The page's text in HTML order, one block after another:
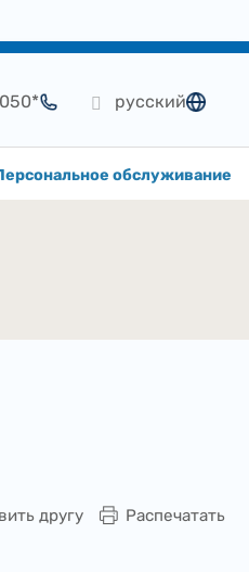
язык
русский
*6050
обслуживание
Распечатать
другу